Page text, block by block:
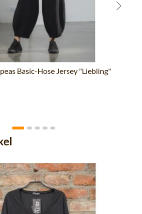
Basic-Hose Jersey "Liebling"